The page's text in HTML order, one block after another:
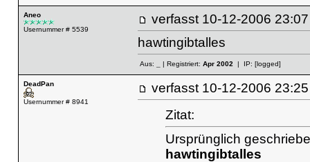
Aneo
Usernummer # 5539
verfasst 10-12-2006
hawtingibtalles
Aus: | Registriert: Apr 2002| IP: [logged]
DeadPan
Usernummer # 8941
verfasst 10-12-2006
Zitat:
Ursprünglich
hawtingibtalles